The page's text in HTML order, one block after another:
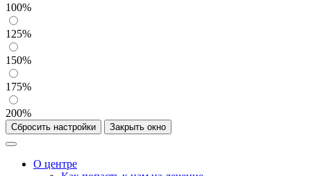
100%
125%
150%
175%
200%
Сбросить настройки Закрыть окно
О центре